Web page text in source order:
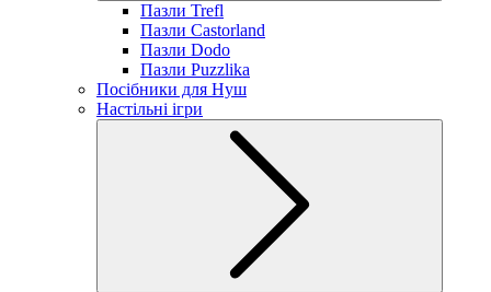
Пазли Trefl
Пазли Castorland
Пазли Dodo
Пазли Puzzlika
Посібники для Нуш
Настільні ігри